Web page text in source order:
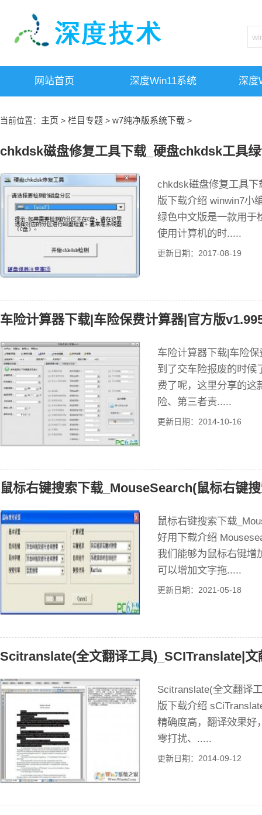
网站首页 深度win11系统 深度
当前位置： 主页 > 栏目专题 > w7纯净版系统下载 >
chkdsk磁盘修复工具下载_硬盘chkdsk工具
chkdsk磁盘修复工具
版下载介绍 winwin7小
绿色中文版是一款用于
使用计算机的时.....
更新日期：2017-08-19
车险计算器下载|车险保费计算器|官方版
车险计算器下载|车险
到了交车险报废的时候
费了呢，这里分享的这
险、第三者责.....
更新日期：2014-10-16
鼠标右键搜索下载_MouseSearch(鼠标右键
鼠标右键搜索下载
好用下载介绍
我们能够为鼠标右键增
可以增加文字拖.....
更新日期：2021-05-18
Scitranslate(全文翻译工具)_SCITranslate|文
Scitranslate(全文翻译
版下载介绍
精确度高，翻译效果好
零打扰、.....
更新日期：2014-09-12